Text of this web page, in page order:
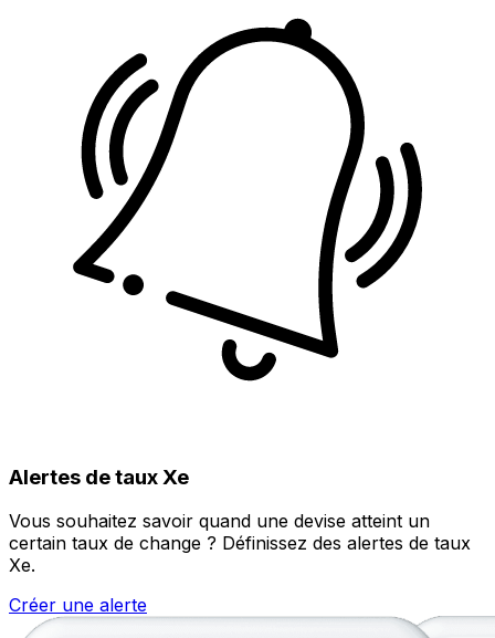
Alertes de taux Xe
Vous souhaitez savoir quand une devise atteint un
certain taux de change ? Définissez des alertes de taux
Xe.
Créer une alerte